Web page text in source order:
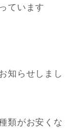
ています
知らせしまし
類がお安くな